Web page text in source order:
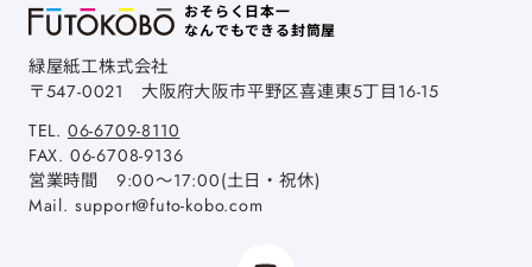
おそらく日本一
なんでもできる封筒屋
緑屋紙工株式会社
〒547-0021 大阪府大阪市平野区喜連東5丁目16-15
TEL. 06-6709-8110
FAX. 06-6708-9136
営業時間 9:00～17:00(土日・祝休)
Mail. support@futo-kobo.com